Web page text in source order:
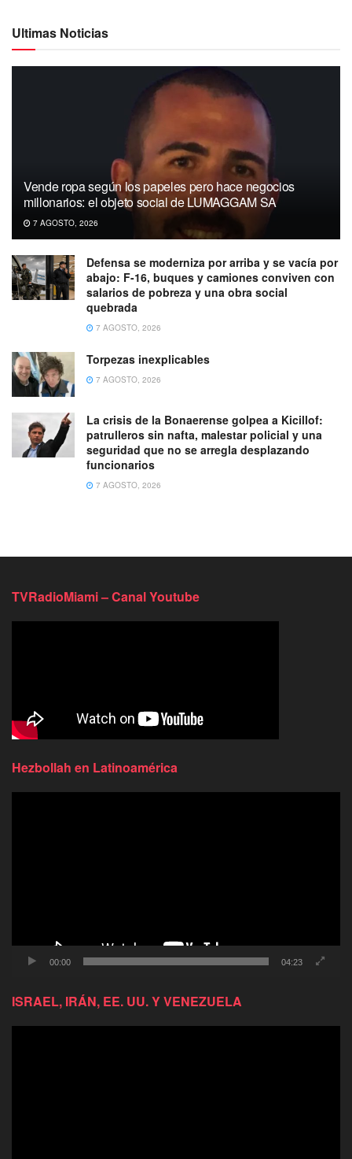
Ultimas Noticias
Vende ropa según los papeles pero hace negocios
millonarios: el objeto social de LUMAGGAM SA
7 AGOSTO, 2026
Defensa se moderniza por arriba y se vacía por
abajo: F-16, buques y camiones conviven con
salarios de pobreza y una obra social
quebrada
7 AGOSTO, 2026
Torpezas inexplicables
7 AGOSTO, 2026
La crisis de la Bonaerense golpea a Kicillof:
patrulleros sin nafta, malestar policial y una
seguridad que no se arregla desplazando
funcionarios
7 AGOSTO, 2026
TVRadioMiami – Canal Youtube
Hezbollah en Latinoamérica
00:00 04:23
ISRAEL, IRÁN, EE. UU. Y VENEZUELA